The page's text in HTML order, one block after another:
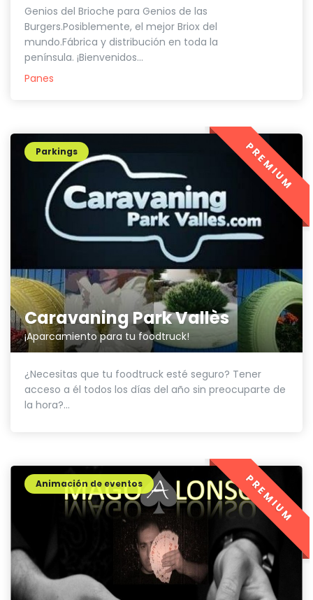
Genios del Brioche para Genios de las
Burgers.Posiblemente, el mejor Briox del
mundo.Fábrica y distribución en toda la
península. ¡Bienvenidos...
Panes
Caravaning Park Vallès
¡Aparcamiento para tu foodtruck!
Parkings
¿Necesitas que tu foodtruck esté seguro? Tener
acceso a él todos los días del año sin preocuparte de
la hora?...
PREMIUM
Animación de eventos PREMIUM